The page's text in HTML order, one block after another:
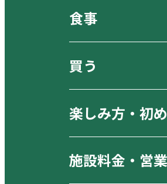
食事
買う
楽しみ方・初
施設料金・営